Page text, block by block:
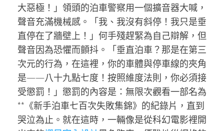
大惡極！」領頭的泊車警察用一個擴音器大喊，
聲音充滿機械感。「我、我沒有斜停！我只是垂
直停在了牆壁上！」何手殘趕緊為自己辯解，但
聲音因為恐懼而顫抖。「垂直泊車？那是在第三
次元的行為，在這裡，你的車體與停車線的夾角
是——八十九點七度！按照維度法則，你必須接
受懲罰！」懲罰的內容是：無限次觀看一部名為
**《新手泊車七百次失敗集錦》的紀錄片，直到
哭泣為止。就在這時，一輛像是從科幻電影裡開